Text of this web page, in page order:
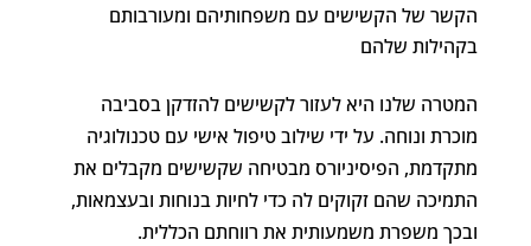
הקשר של הקשישים עם משפחותיהם ומעורבותם
בקהילות שלהם
המטרה שלנו היא לעזור לקשישים להזדקן בסביבה
מוכרת ונוחה. על ידי שילוב טיפול אישי עם טכנולוגיה
מתקדמת, הפיסיניורס מבטיחה שקשישים מקבלים את
התמיכה שהם זקוקים לה כדי לחיות בנוחות ובעצמאות,
ובכך משפרת משמעותית את רווחתם הכללית.